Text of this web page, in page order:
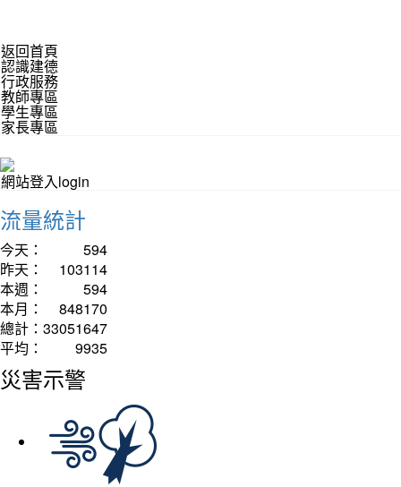
返回首頁
認識建德
行政服務
教師專區
學生專區
家長專區
網站登入login
流量統計
今天：
594
昨天：
103114
本週：
594
本月：
848170
總計： 33051647
平均：
9935
災害示警